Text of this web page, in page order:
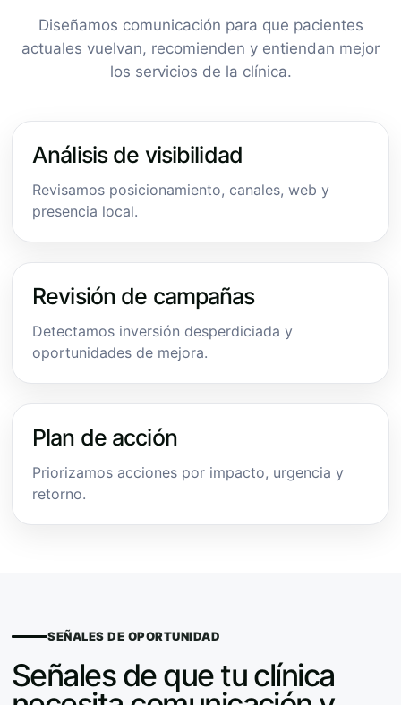
Diseñamos comunicación para que pacientes
actuales vuelvan, recomienden y entiendan mejor
los servicios de la clínica.
Análisis de visibilidad
Revisamos posicionamiento, canales, web y
presencia local.
Revisión de campañas
Detectamos inversión desperdiciada y
oportunidades de mejora.
Plan de acción
Priorizamos acciones por impacto, urgencia y
retorno.
SEÑALES DE OPORTUNIDAD
Señales de que tu clínica